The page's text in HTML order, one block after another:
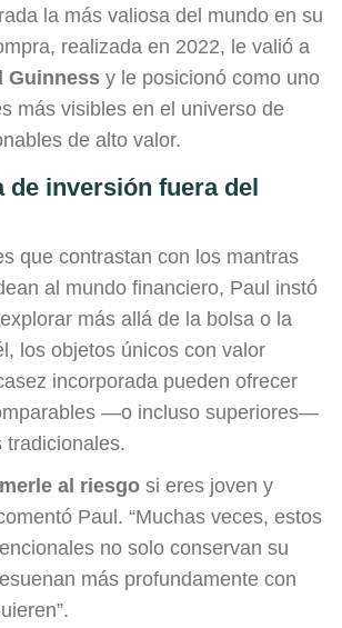
la más valiosa del mundo en su
realizada en 2022, le valió a
Guinness y le posicionó como uno
más visibles en el universo de
de alto valor.
de inversión fuera del
que contrastan con los mantras
al mundo financiero, Paul instó
más allá de la bolsa o la
los objetos únicos con valor
incorporada pueden ofrecer
—o incluso superiores—
tradicionales.
al riesgo si eres joven y
Paul. “Muchas veces, estos
no solo conservan su
más profundamente con